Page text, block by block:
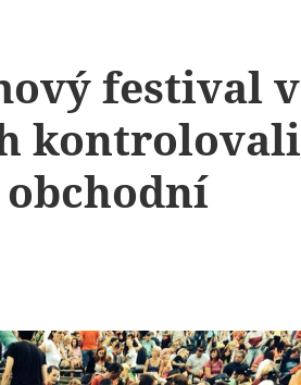
festival v
kontrolovali